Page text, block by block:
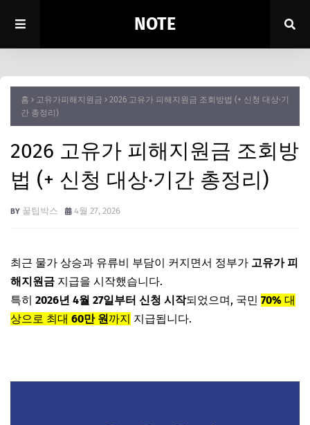
NOTE
홈 고유가피해지원금
2026 고유가 피해지원금 조회방법 (+ 신청 대상·기
간 총정리)
2026 고유가 피해지원금 조회방
법 (+ 신청 대상·기간 총정리)
꿀팁박스 4월 27, 2026
최근 물가 상승과 유류비 부담이 커지면서 정부가 고유가 피
해지원금 지급을 시작했습니다.
특히 2026년 4월 27일부터 신청 시작되었으며, 국민 70% 대
상으로 최대 60만 원까지 지급됩니다.